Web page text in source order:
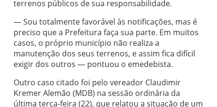
terrenos públicos de sua responsabilidade.
— Sou totalmente favorável às notificações, mas é
preciso que a Prefeitura faça sua parte. Em muitos
casos, o próprio município não realiza a
manutenção dos seus terrenos, e assim fica difícil
exigir dos outros — pontuou o emedebista.
Outro caso citado foi pelo vereador Claudimir
Kremer Alemão (MDB) na sessão ordinária da
última terça-feira (22), que relatou a situação de um